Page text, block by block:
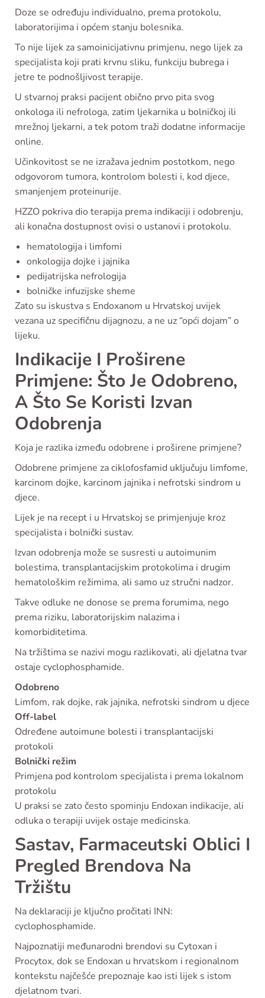
Doze se određuju individualno, prema protokolu,
laboratorijima i općem stanju bolesnika.
To nije lijek za samoinicijativnu primjenu, nego lijek za
specijalista koji prati krvnu sliku, funkciju bubrega i
jetre te podnošljivost terapije.
U stvarnoj praksi pacijent obično prvo pita svog
onkologa ili nefrologa, zatim ljekarnika u bolničkoj ili
mrežnoj ljekarni, a tek potom traži dodatne informacije
online.
Učinkovitost se ne izražava jednim postotkom, nego
odgovorom tumora, kontrolom bolesti i, kod djece,
smanjenjem proteinurije.
HZZO pokriva dio terapija prema indikaciji i odobrenju,
ali konačna dostupnost ovisi o ustanovi i protokolu.
hematologija i limfomi
onkologija dojke i jajnika
pedijatrijska nefrologija
bolničke infuzijske sheme
Zato su iskustva s Endoxanom u Hrvatskoj uvijek
vezana uz specifičnu dijagnozu, a ne uz “opći dojam” o
lijeku.
Indikacije I Proširene
Primjene: Što Je Odobreno,
A Što Se Koristi Izvan
Odobrenja
Koja je razlika između odobrene i proširene primjene?
Odobrene primjene za ciklofosfamid uključuju limfome,
karcinom dojke, karcinom jajnika i nefrotski sindrom u
djece.
Lijek je na recept i u Hrvatskoj se primjenjuje kroz
specijalista i bolnički sustav.
Izvan odobrenja može se susresti u autoimunim
bolestima, transplantacijskim protokolima i drugim
hematološkim režimima, ali samo uz stručni nadzor.
Takve odluke ne donose se prema forumima, nego
prema riziku, laboratorijskim nalazima i
komorbiditetima.
Na tržištima se nazivi mogu razlikovati, ali djelatna tvar
ostaje cyclophosphamide.
Odobreno
Limfom, rak dojke, rak jajnika, nefrotski sindrom u djece
Off-label
Određene autoimune bolesti i transplantacijski
protokoli
Bolnički režim
Primjena pod kontrolom specijalista i prema lokalnom
protokolu
U praksi se zato često spominju Endoxan indikacije, ali
odluka o terapiji uvijek ostaje medicinska.
Sastav, Farmaceutski Oblici I
Pregled Brendova Na
Tržištu
Na deklaraciji je ključno pročitati INN:
cyclophosphamide.
Najpoznatiji međunarodni brendovi su Cytoxan i
Procytox, dok se Endoxan u hrvatskom i regionalnom
kontekstu najčešće prepoznaje kao isti lijek s istom
djelatnom tvari.